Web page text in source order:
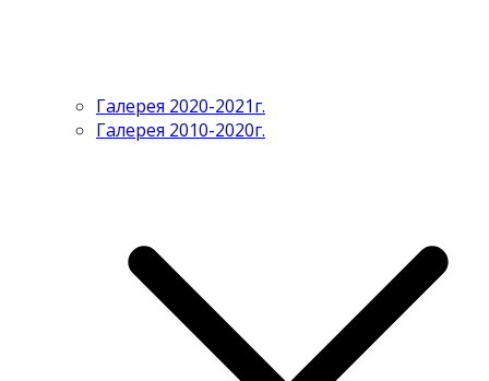
Галерея 2020-2021г.
Галерея 2010-2020г.